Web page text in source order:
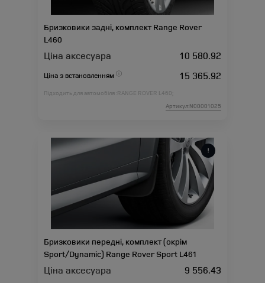
Бризковики задні, комплект Range Rover
L460
Ціна аксесуара 10 580.92
Ціна з встановленням 15 365.92
Підходить для автомобіля : RANGE ROVER L460;
Артикул:N00001025
Бризковики передні, комплект (окрім
Sport/Dynamic) Range Rover Sport L461
Ціна аксесуара 9 556.43